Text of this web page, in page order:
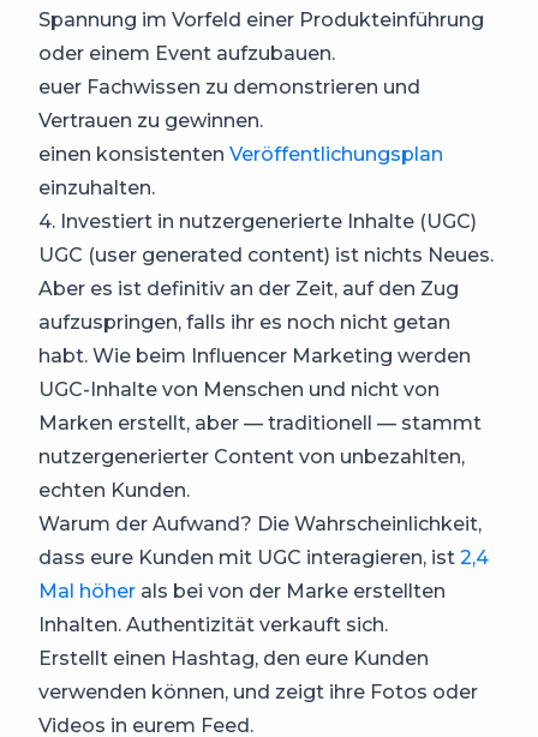
Spannung im Vorfeld einer Produkteinführung
oder einem Event aufzubauen.
euer Fachwissen zu demonstrieren und
Vertrauen zu gewinnen.
einen konsistenten Veröffentlichungsplan
einzuhalten.
4. Investiert in nutzergenerierte Inhalte (UGC)
UGC (user generated content) ist nichts Neues.
Aber es ist definitiv an der Zeit, auf den Zug
aufzuspringen, falls ihr es noch nicht getan
habt. Wie beim Influencer Marketing werden
UGC-Inhalte von Menschen und nicht von
Marken erstellt, aber — traditionell — stammt
nutzergenerierter Content von unbezahlten,
echten Kunden.
Warum der Aufwand? Die Wahrscheinlichkeit,
dass eure Kunden mit UGC interagieren, ist 2,4
Mal höher als bei von der Marke erstellten
Inhalten. Authentizität verkauft sich.
Erstellt einen Hashtag, den eure Kunden
verwenden können, und zeigt ihre Fotos oder
Videos in eurem Feed.